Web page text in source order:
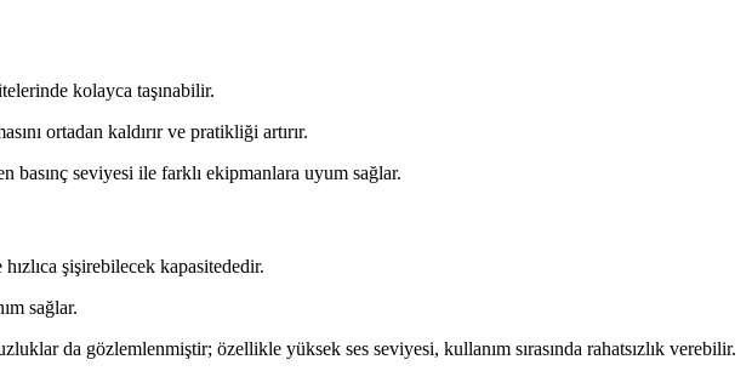
kolayca taşınabilir.
ortadan kaldırır ve pratikliği artırır.
basınç seviyesi ile farklı ekipmanlara uyum sağlar.
şişirebilecek kapasitededir.
sağlar.
da gözlemlenmiştir; özellikle yüksek ses seviyesi, kullanım sırasında rahatsızlık verebilir.